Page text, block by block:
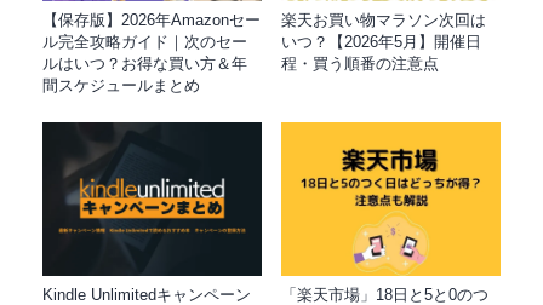
【保存版】2026年Amazonセー
ル完全攻略ガイド｜次のセー
ルはいつ？お得な買い方＆年
間スケジュールまとめ
楽天お買い物マラソン次回は
いつ？【2026年5月】開催日
程・買う順番の注意点
Kindle Unlimitedキャンペーン
「楽天市場」18日と5と0のつ